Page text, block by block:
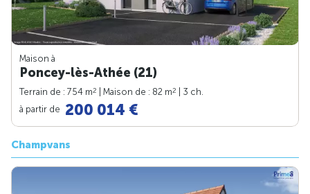
Maison à
Poncey-lès-Athée (21)
Terrain de : 754 m2 | Maison de : 82 m2
| 3 ch.
à partir de 200 014 €
Champvans